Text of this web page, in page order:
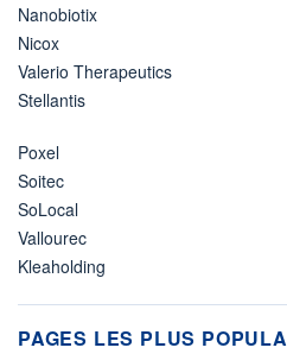
Nanobiotix
Nicox
Valerio Therapeutics
Stellantis
Poxel
Soitec
SoLocal
Vallourec
Kleaholding
PAGES LES PLUS